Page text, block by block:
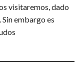
visitaremos, dado
embargo es